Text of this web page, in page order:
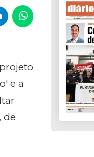
e a
de